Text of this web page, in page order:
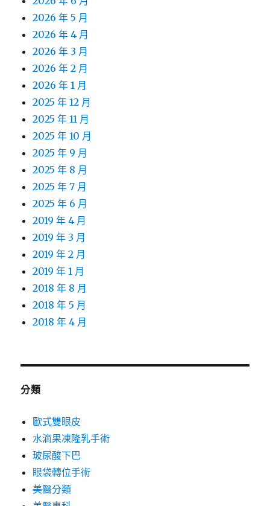
2026 年 5 月
2026 年 4 月
2026 年 3 月
2026 年 2 月
2026 年 1 月
2025 年 12 月
2025 年 11 月
2025 年 10 月
2025 年 9 月
2025 年 8 月
2025 年 7 月
2025 年 6 月
2019 年 4 月
2019 年 3 月
2019 年 2 月
2019 年 1 月
2018 年 8 月
2018 年 5 月
2018 年 4 月
分類
歐式雙眼皮
水滴果凍隆乳手術
玻尿酸下巴
眼袋轉位手術
美醫分類